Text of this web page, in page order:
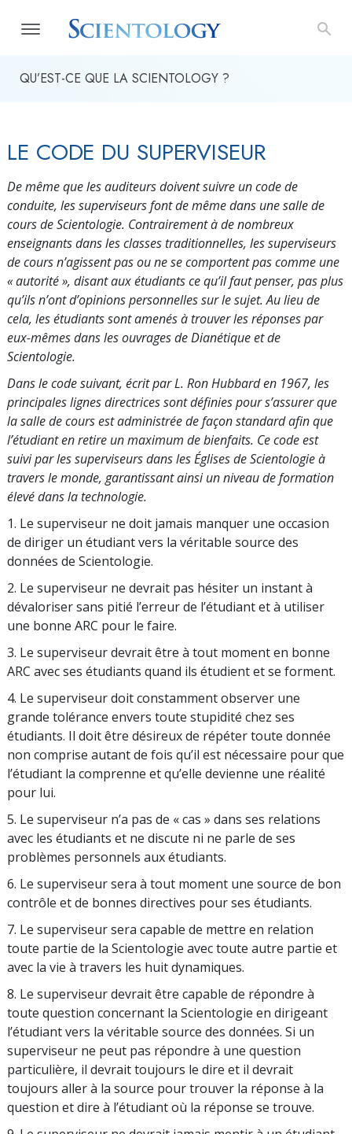
QU’EST-CE QUE LA SCIENTOLOGY ?
LE CODE DU SUPERVISEUR
De même que les auditeurs doivent suivre un code de
conduite, les superviseurs font de même dans une salle de
cours de Scientologie. Contrairement à de nombreux
enseignants dans les classes traditionnelles, les superviseurs
de cours n’agissent pas ou ne se comportent pas comme une
« autorité », disant aux étudiants ce qu’il faut penser, pas plus
qu’ils n’ont d’opinions personnelles sur le sujet. Au lieu de
cela, les étudiants sont amenés à trouver les réponses par
eux-mêmes dans les ouvrages de Dianétique et de
Scientologie.
Dans le code suivant, écrit par L. Ron Hubbard en 1967, les
principales lignes directrices sont définies pour s’assurer que
la salle de cours est administrée de façon standard afin que
l’étudiant en retire un maximum de bienfaits. Ce code est
suivi par les superviseurs dans les Églises de Scientologie à
travers le monde, garantissant ainsi un niveau de formation
élevé dans la technologie.
1. Le superviseur ne doit jamais manquer une occasion
de diriger un étudiant vers la véritable source des
données de Scientologie.
2. Le superviseur ne devrait pas hésiter un instant à
dévaloriser sans pitié l’erreur de l’étudiant et à utiliser
une bonne ARC pour le faire.
3. Le superviseur devrait être à tout moment en bonne
ARC avec ses étudiants quand ils étudient et se forment.
4. Le superviseur doit constamment observer une
grande tolérance envers toute stupidité chez ses
étudiants. Il doit être désireux de répéter toute donnée
non comprise autant de fois qu’il est nécessaire pour que
l’étudiant la comprenne et qu’elle devienne une réalité
pour lui.
5. Le superviseur n’a pas de « cas » dans ses relations
avec les étudiants et ne discute ni ne parle de ses
problèmes personnels aux étudiants.
6. Le superviseur sera à tout moment une source de bon
contrôle et de bonnes directives pour ses étudiants.
7. Le superviseur sera capable de mettre en relation
toute partie de la Scientologie avec toute autre partie et
avec la vie à travers les huit dynamiques.
8. Le superviseur devrait être capable de répondre à
toute question concernant la Scientologie en dirigeant
l’étudiant vers la véritable source des données. Si un
superviseur ne peut pas répondre à une question
particulière, il devrait toujours le dire et il devrait
toujours aller à la source pour trouver la réponse à la
question et dire à l’étudiant où la réponse se trouve.